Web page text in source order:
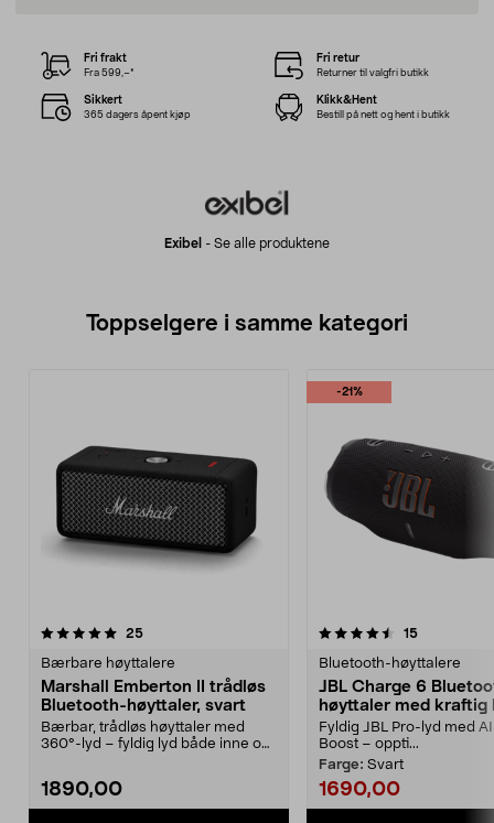
Exibel - Se alle produktene
Fri frakt
Fra 599,–*
Fri retur
Returner til valgfri butikk
Sikkert
365 dagers åpent kjøp
Klikk&Hent
Bestill på nett og hent i butikk
Toppselgere i samme kategori
25anmeldelser
Bærbare høyttalere
Marshall Emberton II trådløs
Bluetooth-høyttaler, svart
Bærbar, trådløs høyttaler med
360°-lyd – fyldig lyd både inne og
1890,00
-21%
4.5 av 5 stjerner 15anmeldelser
Bluetooth-høyttalere
JBL Charge 6
høyttaler med kraftig
Fyldig JBL Pro-lyd med
Boost – oppti...
Farge: Svart
1690,00
4.0 av 5 stjerner